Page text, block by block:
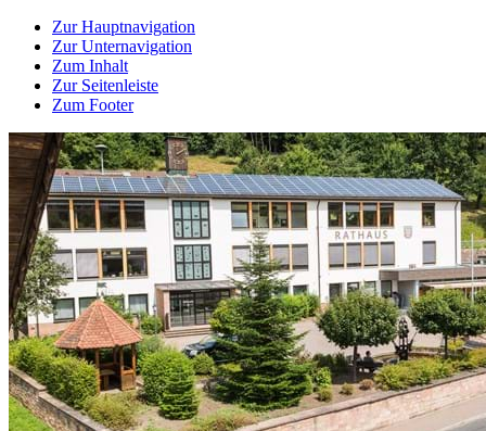
Zur Hauptnavigation
Zur Unternavigation
Zum Inhalt
Zur Seitenleiste
Zum Footer